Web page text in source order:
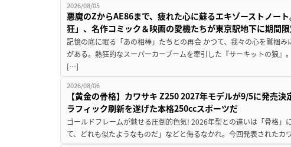
2026/08/05
悪魔のZからAE86まで、疲れた心に蘇るエキゾーストノー
狂」、名作コミック＆映画の愛機たちが東京駅地下に期間限
記憶の底に眠る「あの相棒」たちとの再会 かつて、我々の心を鷲掴
がある。熱狂的なスーパーカーブームを牽引した『サーキットの狼』
[…]
2026/08/06
【黄金の骨格】カワサキ Z250 2027年モデルが9/5に発売
ラフィック刷新を遂げた本格250ccスポーツだ
ゴールドフレームが魅せる圧倒的色気! 2026年型との違いは「骨格」
て、どれも似たようなものだ」などと侮るなかれ。今回発表された